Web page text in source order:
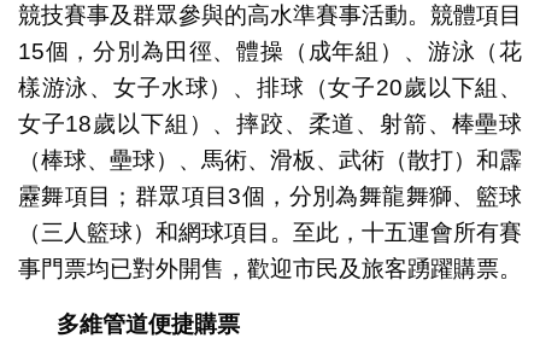
競技賽事及群眾參與的高水準賽事活動。競體項目
15個，分別為田徑、體操（成年組）、游泳（花
樣游泳、女子水球）、排球（女子20歲以下組、
女子18歲以下組）、摔跤、柔道、射箭、棒壘球
（棒球、壘球）、馬術、滑板、武術（散打）和霹
靂舞項目；群眾項目3個，分別為舞龍舞獅、籃球
（三人籃球）和網球項目。至此，十五運會所有賽
事門票均已對外開售，歡迎市民及旅客踴躍購票。
多維管道便捷購票